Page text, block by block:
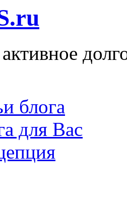
блога
для Вас